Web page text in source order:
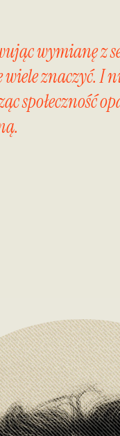
wymianę z
znaczyć. I
społeczność